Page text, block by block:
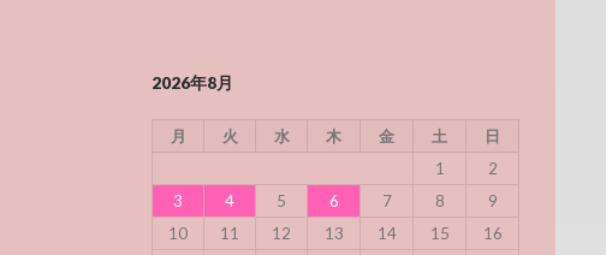
2026年8月
月 火 水 木 金 土
日
1
2
3
4 5 6 7 8
9
10
11 12 13 14 15
16